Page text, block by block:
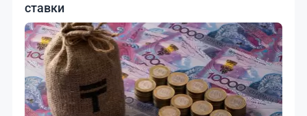
ставки